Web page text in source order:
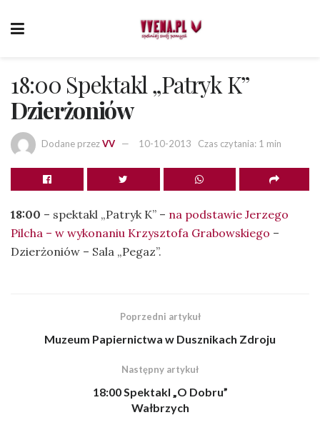
18:00 Spektakl „Patryk K”
Dzierżoniów
Dodane przezVV 10-10-2013 Czas czytania: 1 min
18:00 – spektakl „Patryk K” – na podstawie Jerzego
Pilcha – w wykonaniu Krzysztofa Grabowskiego –
Dzierżoniów – Sala „Pegaz”.
Poprzedni artykuł
Muzeum Papiernictwa w Dusznikach Zdroju
Następny artykuł
18:00 Spektakl „O Dobru”
Wałbrzych